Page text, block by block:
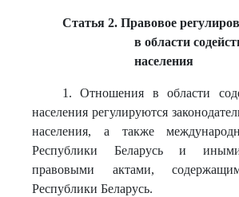
Статья 2. Правовое
в области
населения
1. Отношения в области
населения регулируются
населения, а также
Республики Беларусь и
правовыми актами,
Республики Беларусь.